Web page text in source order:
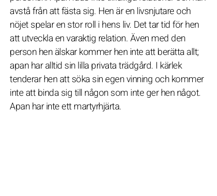
avstå från att fästa sig. Hen är en livsnjutare och
nöjet spelar en stor roll i hens liv. Det tar tid för hen
att utveckla en varaktig relation. Även med den
person hen älskar kommer hen inte att berätta allt;
apan har alltid sin lilla privata trädgård. I kärlek
tenderar hen att söka sin egen vinning och kommer
inte att binda sig till någon som inte ger hen något.
Apan har inte ett martyrhjärta.